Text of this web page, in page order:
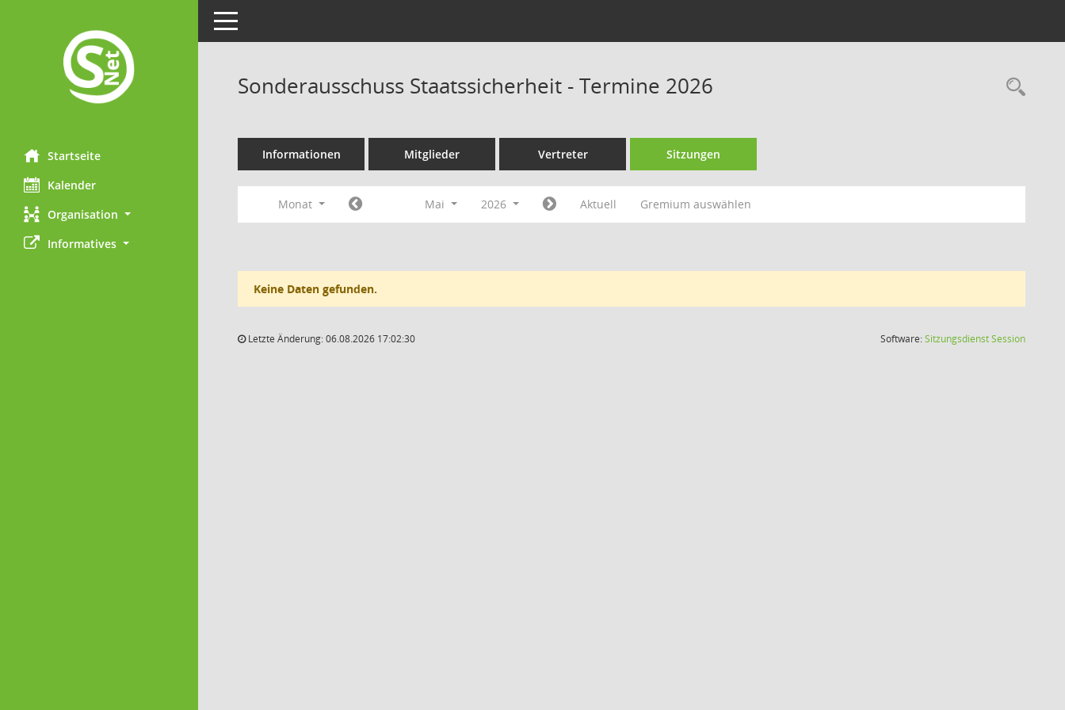
Startseite
Kalender
Organisation
Informatives
Toggle navigation
Sonderausschuss Staatssicherheit - Termine 2026
Informationen Mitglieder Vertreter Sitzungen
Monat Mai 2026 Aktuell Gremium auswählen
Keine Daten gefunden.
Letzte Änderung: 06.08.2026 17:02:30 Software:SitzungsdienstSession(Wird in